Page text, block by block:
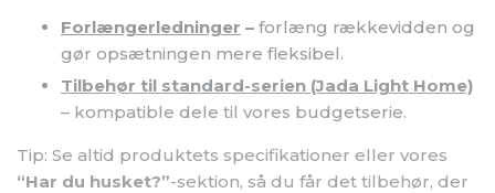
Forlængerledninger – forlæng rækkevidden og
gør opsætningen mere fleksibel.
Tilbehør til standard-serien (Jada Light Home)
– kompatible dele til vores budgetserie.
Tip: Se altid produktets specifikationer eller vores
“Har du husket?”-sektion, så du får det tilbehør, der